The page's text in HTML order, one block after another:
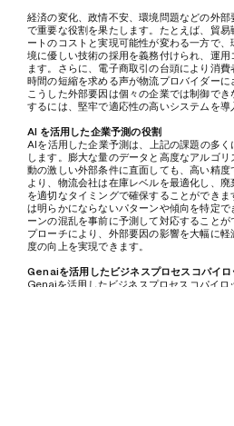
経済の変化、政情不安、環境問題などの外
で重要な役割を果たします。たとえば、貿
ートのコストと実現可能性が変わる一方で
境に優しい技術の採用を義務付けられ、運
ます。さらに、電子商取引の台頭により消
時間の短縮を求める声が物流プロバイダーに
こうした外部要因は個々の企業では制御で
するには、堅牢で適応性の高いシステムを導
AI を活用した企業予測の役割
AIを活用した企業予測は、上記の課題の多
します。膨大な量のデータと高度なアルゴ
動の激しい外部条件に直面しても、高い精
より、物流会社は在庫レベルを最適化し、
を適切なタイミングで確保することができ
は明らかにならないパターンや傾向を特定
ーンの混乱を事前に予測して対応すること
プローチにより、外部要因の影響を大幅に
度の向上を実現できます。
Genaiを活用したビジネスプロセスコパイ
Genaiを活用したビジネスプロセスコパイ